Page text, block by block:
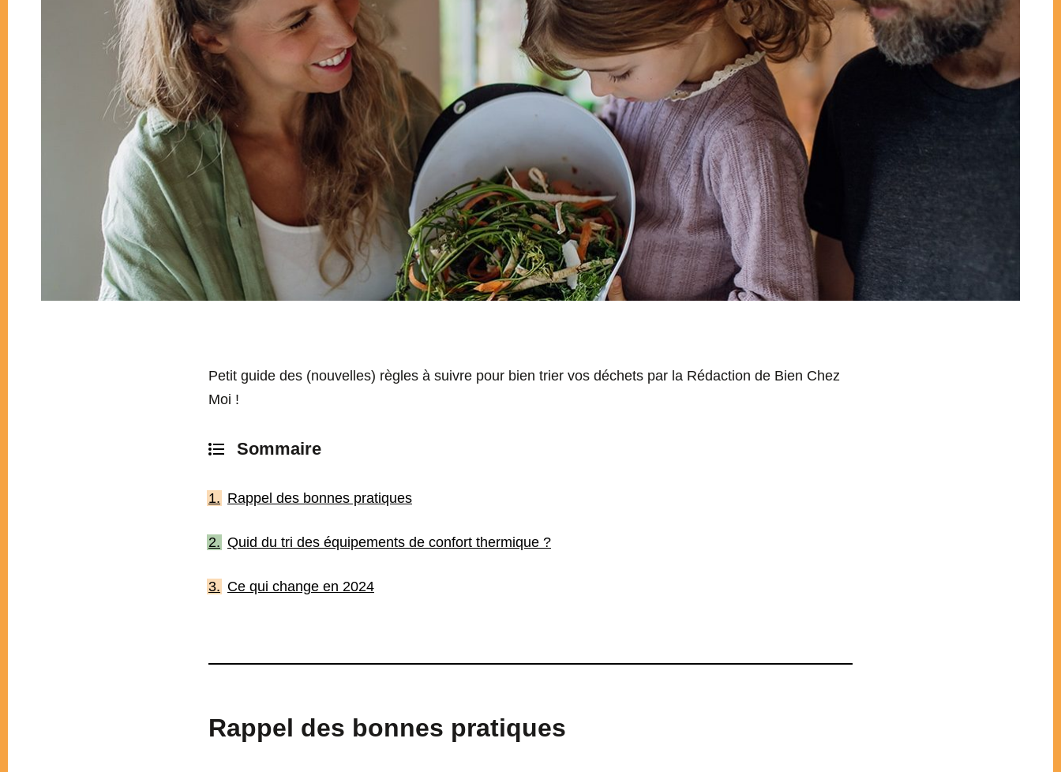
Petit guide des (nouvelles) règles à suivre pour bien trier vos déchets par la Rédaction de Bien Chez
Moi !
Rappel des bonnes pratiques
Quid du tri des équipements de confort thermique ?
Ce qui change en 2024
Rappel des bonnes pratiques